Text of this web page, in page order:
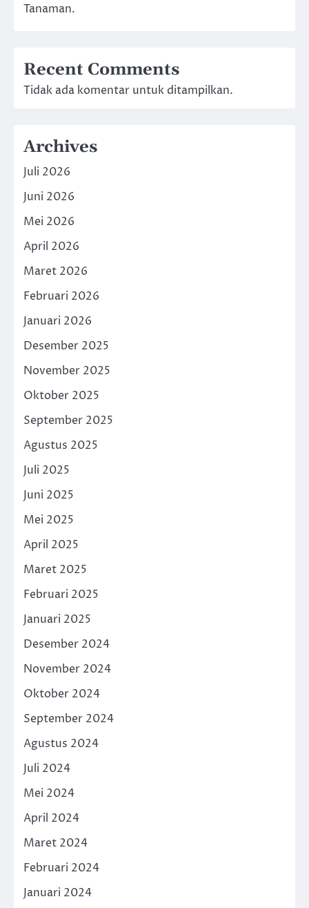
Tanaman.
Recent Comments
Tidak ada komentar untuk ditampilkan.
Archives
Juli 2026
Juni 2026
Mei 2026
April 2026
Maret 2026
Februari 2026
Januari 2026
Desember 2025
November 2025
Oktober 2025
September 2025
Agustus 2025
Juli 2025
Juni 2025
Mei 2025
April 2025
Maret 2025
Februari 2025
Januari 2025
Desember 2024
November 2024
Oktober 2024
September 2024
Agustus 2024
Juli 2024
Mei 2024
April 2024
Maret 2024
Februari 2024
Januari 2024